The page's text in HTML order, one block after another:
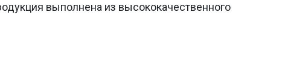
выполнена из высококачественного